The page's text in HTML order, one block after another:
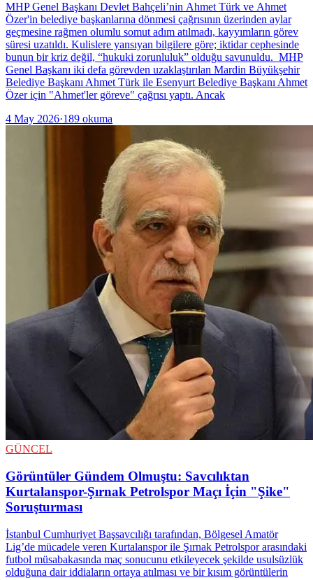
MHP Genel Başkanı Devlet Bahçeli’nin Ahmet Türk ve Ahmet
Özer'in belediye başkanlarına dönmesi çağrısının üzerinden aylar
geçmesine rağmen olumlu somut adım atılmadı, kayyımların görev
süresi uzatıldı. Kulislere yansıyan bilgilere göre; iktidar cephesinde
bunun bir kriz değil, “hukuki zorunluluk” olduğu savunuldu. MHP
Genel Başkanı iki defa görevden uzaklaştırılan Mardin Büyükşehir
Belediye Başkanı Ahmet Türk ile Esenyurt Belediye Başkanı Ahmet
Özer için "Ahmet'ler göreve" çağrısı yaptı. Ancak
4 May 2026·189 okuma
GÜNCEL
Görüntüler Gündem Olmuştu: Savcılıktan
Kurtalanspor-Şırnak Petrolspor Maçı İçin "Şike"
Soruşturması
İstanbul Cumhuriyet Başsavcılığı tarafından, Bölgesel Amatör
Lig’de mücadele veren Kurtalanspor ile Şırnak Petrolspor arasındaki
futbol müsabakasında maç sonucunu etkileyecek şekilde usulsüzlük
olduğuna dair iddiaların ortaya atılması ve bir kısım görüntülerin